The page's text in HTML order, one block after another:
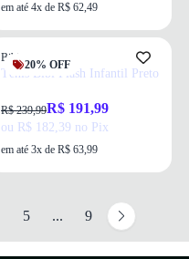
em até 4x de R$ 62,49
20% OFF
Bibi
Tênis Bibi Flash Infantil Preto
R$ 239,99R$ 191,99
ou R$ 182,39 no Pix
em até 3x de R$ 63,99
5 ... 9